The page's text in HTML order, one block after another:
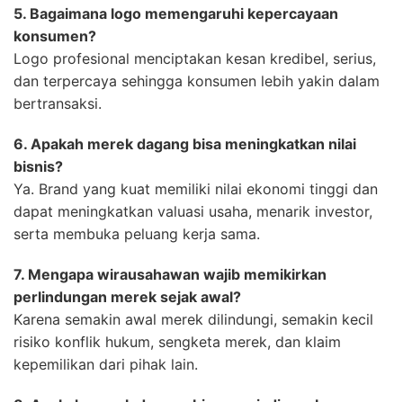
5. Bagaimana logo memengaruhi kepercayaan
konsumen?
Logo profesional menciptakan kesan kredibel, serius,
dan terpercaya sehingga konsumen lebih yakin dalam
bertransaksi.
6. Apakah merek dagang bisa meningkatkan nilai
bisnis?
Ya. Brand yang kuat memiliki nilai ekonomi tinggi dan
dapat meningkatkan valuasi usaha, menarik investor,
serta membuka peluang kerja sama.
7. Mengapa wirausahawan wajib memikirkan
perlindungan merek sejak awal?
Karena semakin awal merek dilindungi, semakin kecil
risiko konflik hukum, sengketa merek, dan klaim
kepemilikan dari pihak lain.